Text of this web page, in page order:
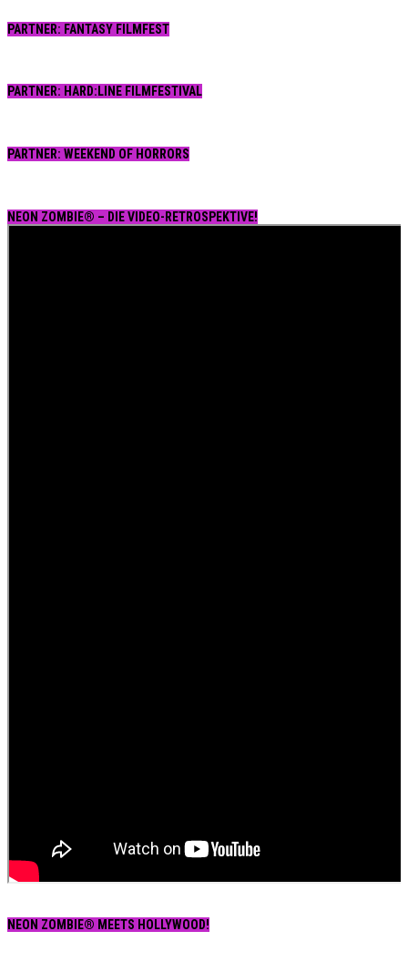
PARTNER: FANTASY FILMFEST
PARTNER: HARD:LINE FILMFESTIVAL
PARTNER: WEEKEND OF HORRORS
NEON ZOMBIE® – DIE VIDEO-RETROSPEKTIVE!
NEON ZOMBIE® MEETS HOLLYWOOD!